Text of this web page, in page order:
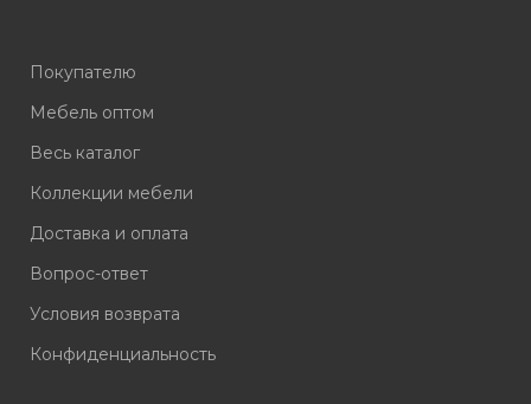
Покупателю
Мебель оптом
Весь каталог
Коллекции мебели
Доставка и оплата
Вопрос-ответ
Условия возврата
Конфиденциальность